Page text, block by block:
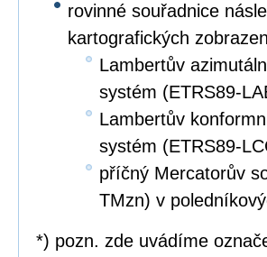
rovinné souřadnice
kartografických
Lambertův
systém (ETRS89-
Lambertův
systém (ETRS89-
příčný Mercatorův
TMzn) v
*) pozn. zde uvádíme